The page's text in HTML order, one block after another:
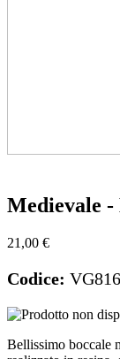
Medievale -
21,00 €
Codice:
Bellissimo boccale